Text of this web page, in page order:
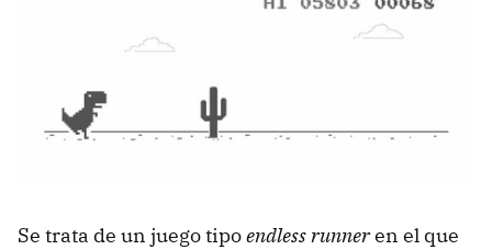
Se trata de un juego tipoendless runneren el que